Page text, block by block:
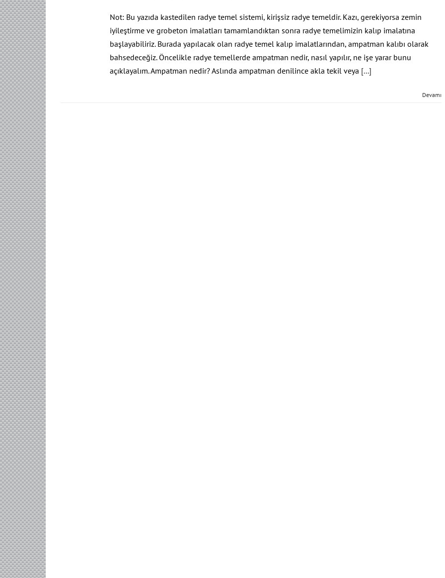
Not: Bu yazıda kastedilen radye temel sistemi, kirişsiz radye temeldir. Kazı, gerekiyorsa zemin
iyileştirme ve grobeton imalatları tamamlandıktan sonra radye temelimizin kalıp imalatına
başlayabiliriz. Burada yapılacak olan radye temel kalıp imalatlarından, ampatman kalıbı olarak
bahsedeceğiz. Öncelikle radye temellerde ampatman nedir, nasıl yapılır, ne işe yarar bunu
açıklayalım. Ampatman nedir? Aslında ampatman denilince akla tekil veya [...]
Devamı